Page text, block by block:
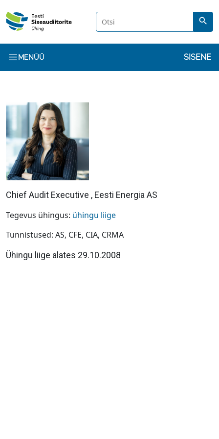
search
MENÜÜ SISENE
Chief Audit Executive , Eesti Energia AS
Tegevus ühingus: ühingu liige
Tunnistused: AS, CFE, CIA, CRMA
Ühingu liige alates 29.10.2008